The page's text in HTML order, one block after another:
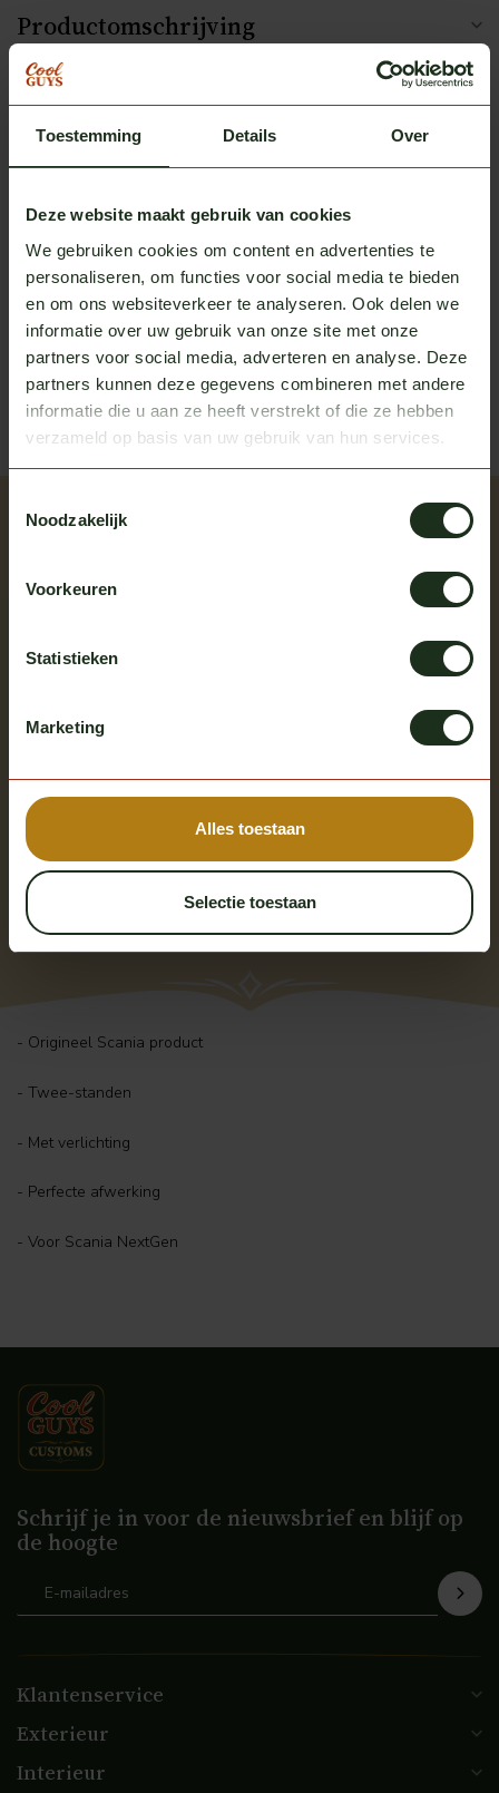
Toestemming Details Over
Deze website maakt gebruik van cookies
We gebruiken cookies om content en advertenties te
personaliseren, om functies voor social media te bieden
en om ons websiteverkeer te analyseren. Ook delen we
informatie over uw gebruik van onze site met onze
partners voor social media, adverteren en analyse. Deze
partners kunnen deze gegevens combineren met andere
informatie die u aan ze heeft verstrekt of die ze hebben
verzameld op basis van uw gebruik van hun services.
Noodzakelijk
Voorkeuren
Statistieken
Marketing
Alles toestaan
Selectie toestaan
Productomschrijving
Gerelateerde producten
Hella
Talmu daglamp €14,95
Heb je vragen over dit product?
Of heb je hulp nodig bij het bestellen? We helpen je
graag!
neem contact op met ons
Recent bekeken
Talmu schakelaar Scania
NG
€ 95,00
- Origineel Scania product
- Twee-standen
- Met verlichting
- Perfecte afwerking
- Voor Scania NextGen
Schrijf je in voor de nieuwsbrief en blijf op
de hoogte
Klantenservice
Exterieur
Interieur